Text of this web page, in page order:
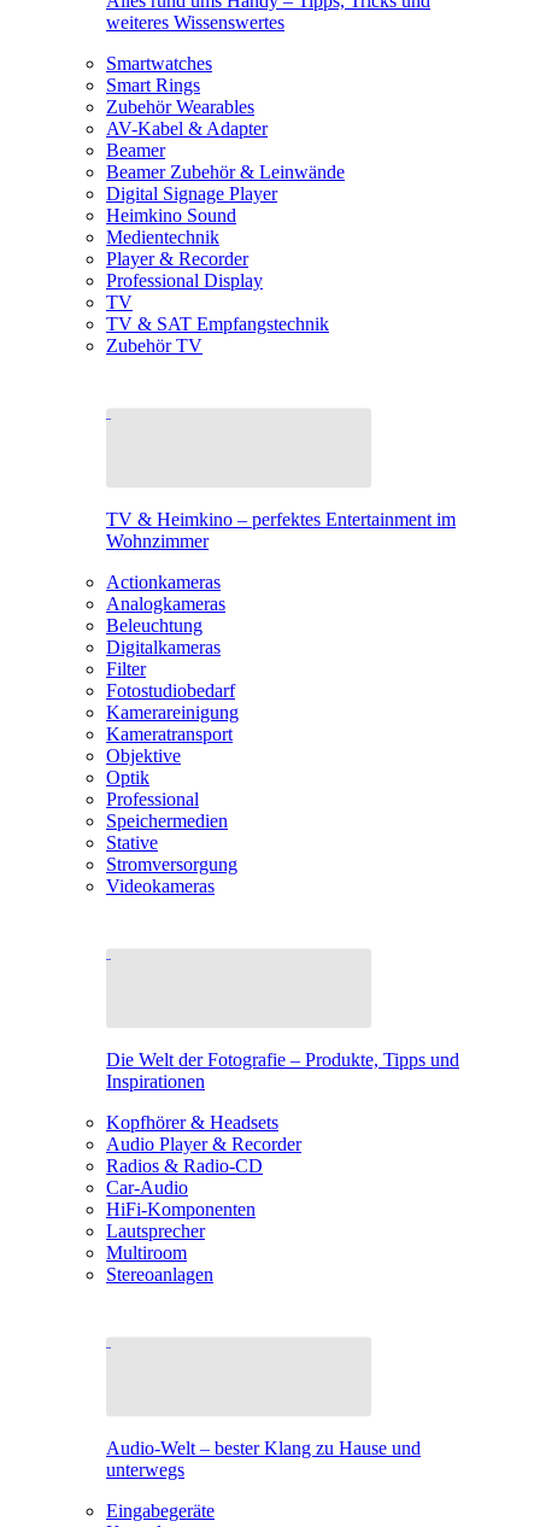
weiteres Wissenswertes
Smartwatches
Smart Rings
Zubehör Wearables
AV-Kabel & Adapter
Beamer
Beamer Zubehör & Leinwände
Digital Signage Player
Heimkino Sound
Medientechnik
Player & Recorder
Professional Display
TV
TV & SAT Empfangstechnik
Zubehör TV
TV & Heimkino – perfektes Entertainment im
Wohnzimmer
Actionkameras
Analogkameras
Beleuchtung
Digitalkameras
Filter
Fotostudiobedarf
Kamerareinigung
Kameratransport
Objektive
Optik
Professional
Speichermedien
Stative
Stromversorgung
Videokameras
Die Welt der Fotografie – Produkte, Tipps und
Inspirationen
Kopfhörer & Headsets
Audio Player & Recorder
Radios & Radio-CD
Car-Audio
HiFi-Komponenten
Lautsprecher
Multiroom
Stereoanlagen
Audio-Welt – bester Klang zu Hause und
unterwegs
Eingabegeräte